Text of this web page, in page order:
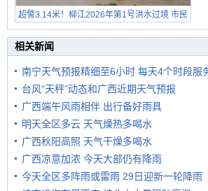
超警3.14米！柳江2026年第1号洪水过境 市民
在堤岸见证汛况
相关新闻
南宁天气预报精细至6小时 每天4个时段服
台风“天秤”动态和广西近期天气预报
广西端午风雨相伴 出行备好雨具
明天全区多云 天气燥热多喝水
广西秋阳高照 天气干燥多喝水
广西凉意加浓 今天大部仍有降雨
今天全区多阵雨或雷雨 29日迎新一轮降雨